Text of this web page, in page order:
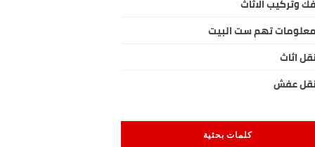
فك وتركيب الاثاث
معلومات تهم ست البيت
نقل اثاث
نقل عفش
كلمات بحثية